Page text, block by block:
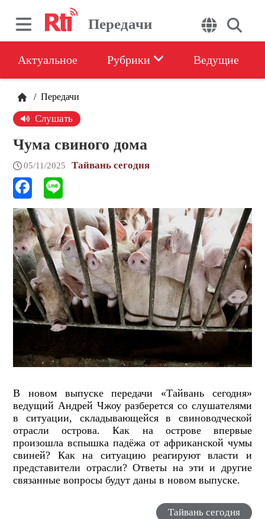
Передачи
Актуальное Рубрики Ведущие
/ Передачи
Слушать
Чума свиного дома
05/11/2025 Тайвань сегодня
В новом выпуске передачи «Тайвань сегодня»
ведущий Андрей Чжоу разберется со слушателями
в ситуации, складывающейся в свиноводческой
отрасли острова. Как на острове впервые
произошла вспышка падёжа от африканской чумы
свиней? Как на ситуацию реагируют власти и
представители отрасли? Ответы на эти и другие
связанные вопросы будут даны в новом выпуске.
Тайвань сегодня